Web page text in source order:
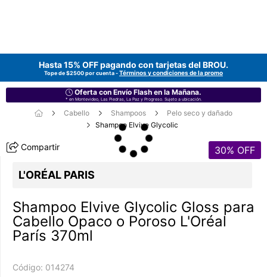
Hasta 15% OFF pagando con tarjetas del BROU.
Tope de $2500 por cuenta -Términos y condiciones de la promo
Oferta con Envío Flash en la Mañana.
* en Montevideo, Las Piedras, La Paz y Progreso. Sujeto a ubicación.
Cabello Shampoos
Pelo seco y dañado
Shampoo Elvive Glycolic
Compartir 30% OFF
L'ORÉAL PARIS
Shampoo Elvive Glycolic Gloss para
Cabello Opaco o Poroso L'Oréal
París 370ml
Código: 014274